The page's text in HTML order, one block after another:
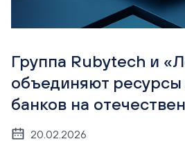
Группа Rubytech и
объединяют
банков на
20.02.2026